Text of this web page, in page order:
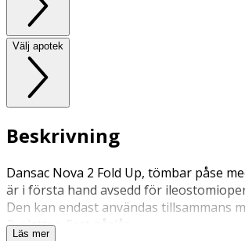
Välj apotek
Beskrivning
Dansac Nova 2 Fold Up, tömbar påse
är i första hand avsedd för
Den kan endast användas tillsammans
2, plattor. Fast påslås.
Läs mer